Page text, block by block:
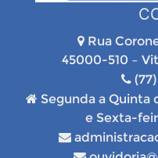
Rua
45000-510 –
Segunda a Quinta
e Sexta-